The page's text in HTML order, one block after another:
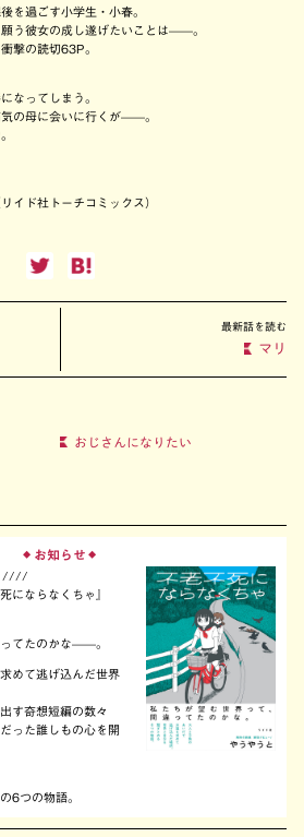
を過ごす小学生・小春。
願う彼女の成し遂げたいことは——。
撃の読切63P。
なってしまう。
の母に会いに行くが——。
イド社トーチコミックス）
最新話を読む
マリ
おじさんになりたい
◆ お知らせ ◆
////
にならなくちゃ』
てたのかな——。
めて逃げ込んだ世界
す奇想短編の数々
った誰しもの心を開
6つの物語。